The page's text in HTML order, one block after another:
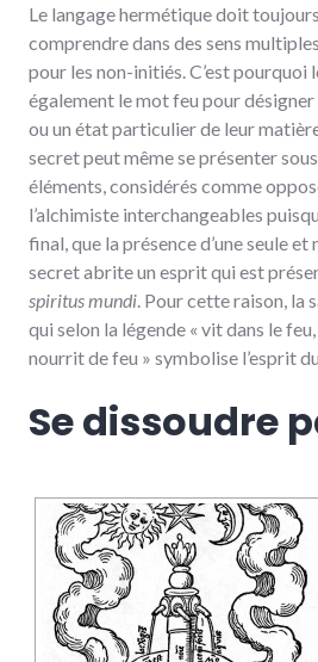
Le langage hermétique doit
comprendre dans des sens
pour les non-initiés. C’est
également le mot feu pour
ou un état particulier de leur
secret peut même se présenter
éléments, considérés comme
l’alchimiste interchangeables
final, que la présence d’une seule
secret abrite un esprit qui est
spiritus mundi . Pour cette raison, la
qui selon la légende « vit dans le
nourrit de feu » symbolise l’esprit du
Se dissoudre